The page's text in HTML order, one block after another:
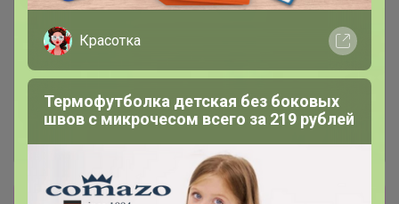
Красотка
Термофутболка детская без боковых
швов с микрочесом всего за 219 рублей